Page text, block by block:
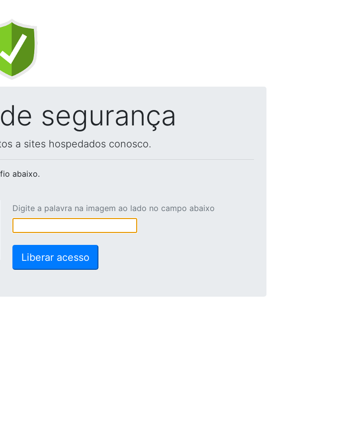
segurança
a sites hospedados conosco.
abaixo.
Digite a palavra na imagem ao lado no campo abaixo